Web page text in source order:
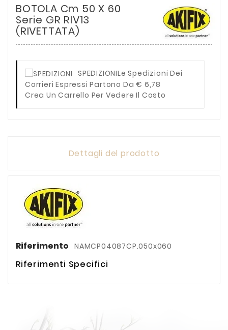
BOTOLA Cm 50 X 60
Serie GR RIV13
(RIVETTATA)
SPEDIZIONILe Spedizioni Dei
Corrieri Espressi Partono Da € 6,78
Crea Un Carrello Per Vedere Il Costo
Dettagli del prodotto
Riferimento NAMCP04087CP.050x060
Riferimenti Specifici